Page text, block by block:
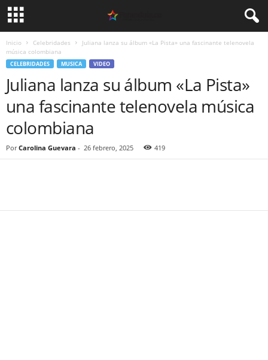
Inicio Celebridades
Juliana lanza su álbum «La Pista» una fascinante telenovela
música colombiana
CELEBRIDADES MUSICA VIDEO
Juliana lanza su álbum «La Pista»
una fascinante telenovela música
colombiana
Por Carolina Guevara - 26 febrero, 2025 419